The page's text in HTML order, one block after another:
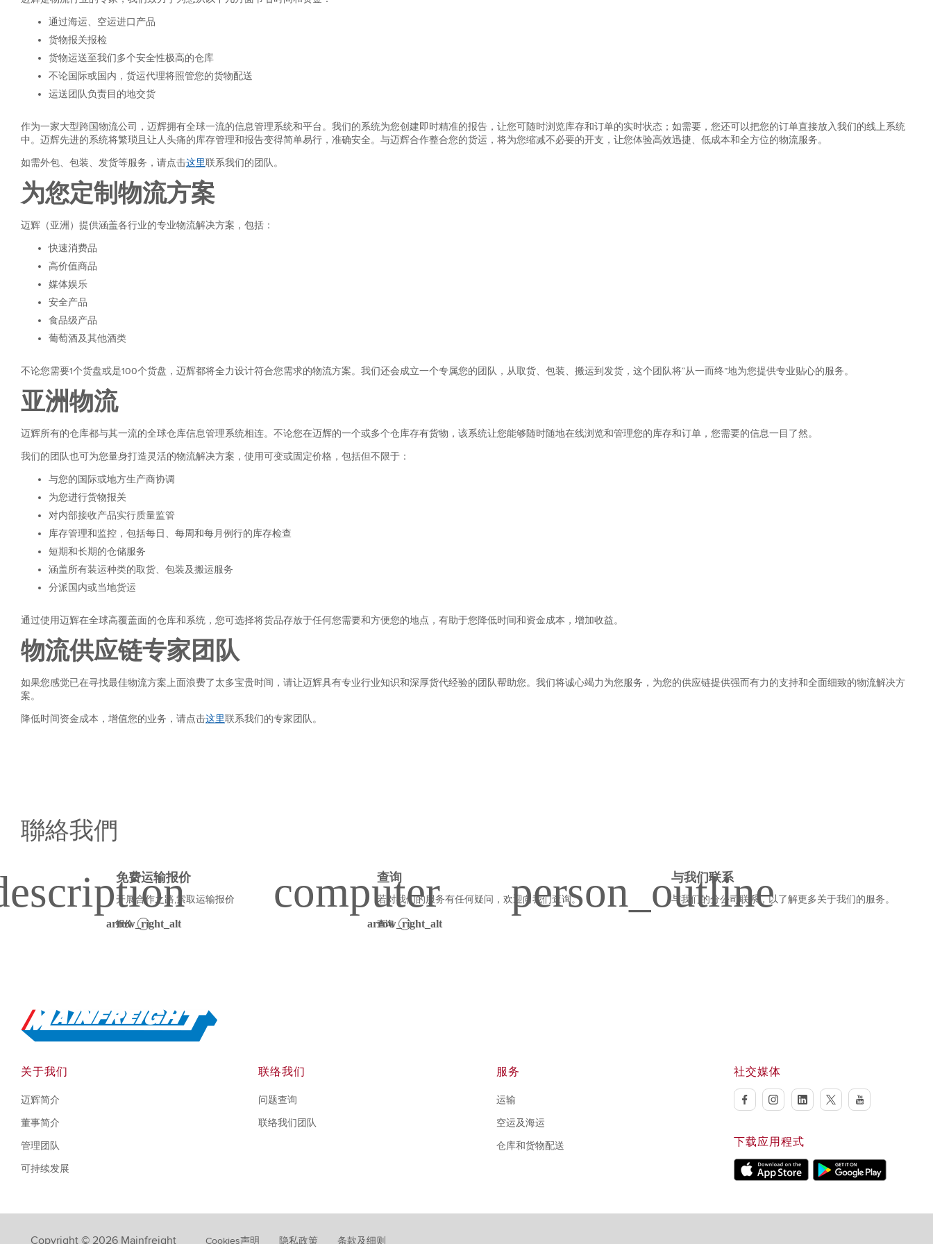
通过海运、空运进口产品
货物报关报检
货物运送至我们多个安全性极高的仓库
不论国际或国内，货运代理将照管您的货物配送
运送团队负责目的地交货
作为一家大型跨国物流公司，迈辉拥有全球一流的信息管理系统和平台。我们的系统为您创建即时精准的报告，让您可随时浏览库存和订单的实时状态；如需要，您还可以把您的订单直接放入我们的线上系统
中。迈辉先进的系统将繁琐且让人头痛的库存管理和报告变得简单易行，准确安全。与迈辉合作整合您的货运，将为您缩减不必要的开支，让您体验高效迅捷、低成本和全方位的物流服务。
如需外包、包装、发货等服务，请点击这里联系我们的团队。
为您定制物流方案
迈辉（亚洲）提供涵盖各行业的专业物流解决方案，包括：
快速消费品
高价值商品
媒体娱乐
安全产品
食品级产品
葡萄酒及其他酒类
不论您需要1个货盘或是100个货盘，迈辉都将全力设计符合您需求的物流方案。我们还会成立一个专属您的团队，从取货、包装、搬运到发货，这个团队将“从一而终”地为您提供专业贴心的服务。
亚洲物流
迈辉所有的仓库都与其一流的全球仓库信息管理系统相连。不论您在迈辉的一个或多个仓库存有货物，该系统让您能够随时随地在线浏览和管理您的库存和订单，您需要的信息一目了然。
我们的团队也可为您量身打造灵活的物流解决方案，使用可变或固定价格，包括但不限于：
与您的国际或地方生产商协调
为您进行货物报关
对内部接收产品实行质量监管
库存管理和监控，包括每日、每周和每月例行的库存检查
短期和长期的仓储服务
涵盖所有装运种类的取货、包装及搬运服务
分派国内或当地货运
通过使用迈辉在全球高覆盖面的仓库和系统，您可选择将货品存放于任何您需要和方便您的地点，有助于您降低时间和资金成本，增加收益。
物流供应链专家团队
如果您感觉已在寻找最佳物流方案上面浪费了太多宝贵时间，请让迈辉具有专业行业知识和深厚货代经验的团队帮助您。我们将诚心竭力为您服务，为您的供应链提供强而有力的支持和全面细致的物流解决方
案。
降低时间资金成本，增值您的业务，请点击这里联系我们的专家团队。
聯絡我們
免费运输报价
开展合作之路,索取运输报价
报价
查询
若对我们的服务有任何疑问，欢迎向我们查询。
查询
与我们联系
与我们的分公司联系，以了解更多关于我们的服务。
Go to Home
关于我们
迈辉简介
董事简介
管理团队
可持续发展
联络我们
问题查询
联络我们团队
服务
运输
空运及海运
仓库和货物配送
社交媒体
facebookinstagramlinkedintwitteryoutube
下载应用程式
Download on Apple StoreDownload on Google Play
Copyright © 2026 Mainfreight Cookies声明 隐私政策 条款及细则